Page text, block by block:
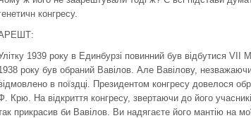
конгресу.
1939 року в Единбурзі повинний був відбутися
року був обраний Вавілов. Але Вавілову,
в поїздці. Президентом конгресу довелося
Крю. На відкриття конгресу, звертаючи до його
прикрасив би Вавілов. Ви надягаєте його мантію на